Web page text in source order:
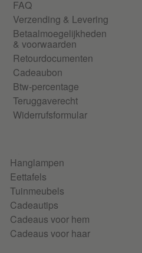
FAQ
Verzending & Levering
Betaalmoegelijkheden
& voorwaarden
Retourdocumenten
Cadeaubon
Btw-percentage
Teruggaverecht
Widerrufsformular
Hanglampen
Eettafels
Tuinmeubels
Cadeautips
Cadeaus voor hem
Cadeaus voor haar